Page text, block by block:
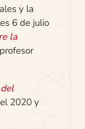
y la
6 de julio
la
2020 y